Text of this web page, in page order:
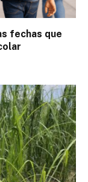
fechas que